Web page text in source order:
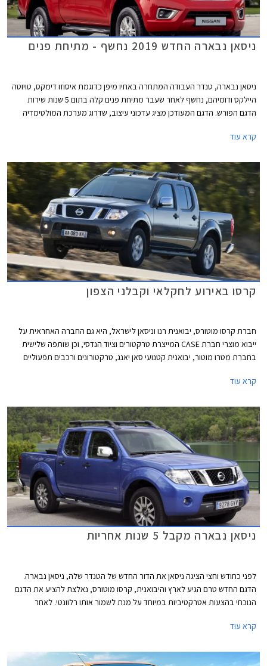
ניסאן נבארה החדש 2019 נחשף - מתיחת פנים
ניסאן נבארה, טנדר העבודה המתחרה באחיו מיפן כדוגמת איסוזו דימקס, טויוטה
היילקס ודומיהם, נחשף לאחר שעבר מתיחת פנים קלה בתום 5 שנות שירות
הדגם הפורש. הדגם המעודכן מציג עדכוני עיצוב, שדרוג מערכת המולטימדיה
בדצמבר 2021.
קרא עוד
קרסו באירוע לחקלאי וקבלני הצפון
חברת קרסו מוטורס, יבואנית רנו וניסאן לישראל, היא גם החברה האחראית על
ייבוא מוצרי חברת CASE המייצרת טרקטורים וציוד הנדסי, וכן שותפה שלישית
בחברת מטרו מוטור, יבואנית קטנועי סאן יאנג, טרקטורונים ורכבים תפעוליים
לחקלאים ולקבלנים.
קרא עוד
ניסאן נבארה מקבל 5 שנות אחריות
לפני כחודש וחצי הציגה ניסאן את הדור החדש של הטנדר שלה, ניסאן נבארה.
הדגם החדש טרם הגיע לארץ והיבואנית, קרסו מוטורס, נאלצת להציע את הדגם
הנוכחי בהצעות אטרקטיביות במיוחד על מנת לשמור אותו רלוונטי. לאחר
קרא עוד